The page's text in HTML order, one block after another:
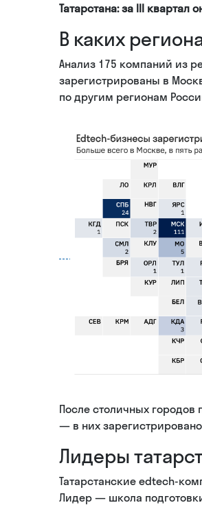
Татарстана: за III квартал
В каких
Анализ 175 компаний из
зарегистрированы в
по другим регионам
После столичных городов
— в них
Лидеры
Татарстанские edtech-
Лидер — школа